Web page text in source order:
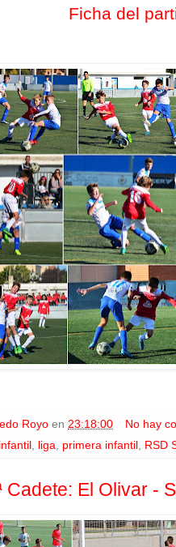
Ficha del
Royo en 23:18:00
No hay
infantil , liga, primera infantil , RSD
Cadete: El Olivar -